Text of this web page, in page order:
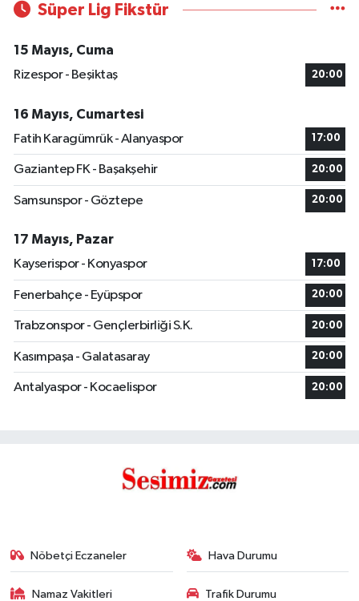
Süper Lig Fikstür
15 Mayıs, Cuma
Rizespor - Beşiktaş
20:00
16 Mayıs, Cumartesi
Fatih Karagümrük - Alanyaspor
17:00
Gaziantep FK - Başakşehir 20:00
Samsunspor - Göztepe 20:00
17 Mayıs, Pazar
Kayserispor - Konyaspor
17:00
Fenerbahçe - Eyüpspor 20:00
Trabzonspor - Gençlerbirliği S.K. 20:00
Kasımpaşa - Galatasaray 20:00
Antalyaspor - Kocaelispor 20:00
Nöbetçi Eczaneler Hava Durumu
Namaz Vakitleri Trafik Durumu